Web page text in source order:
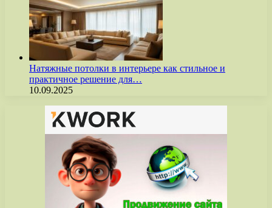
Натяжные потолки в интерьере как стильное и
практичное решение для…
10.09.2025